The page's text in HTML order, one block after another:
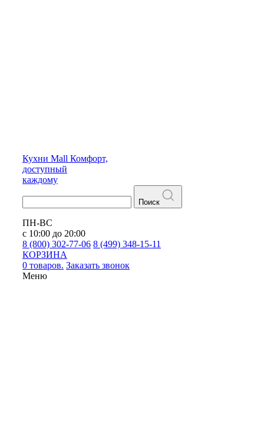
Кухни Mall Комфорт,
доступный
каждому
Поиск
ПН-ВС
с 10:00 до 20:00
8 (800) 302-77-06 8 (499) 348-15-11
КОРЗИНА
0 товаров. Заказать звонок
Меню